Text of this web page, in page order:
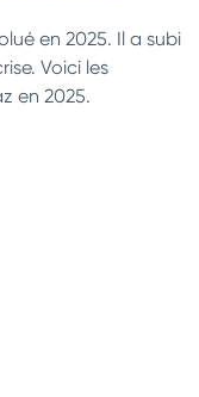
en 2025. Il a subi
Voici les
en 2025.